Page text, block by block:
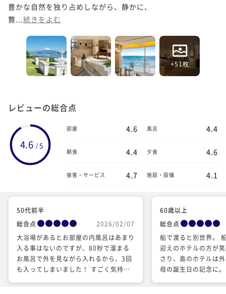
豊かな自然を独り占めしながら、静かに、
贅... 続きをよむ
+51枚
レビューの総合点
4.6 /5
部屋 4.6 風呂 4.4
朝食 4.4 夕食 4.6
接客・サービス 4.7 施設・設備 4.1
50代前半
総合点
2026/02/07
大浴場があるとお部屋の内風呂はあまり
入る事はないのですが、80秒で溜まる
お風呂で外を見ながら入れるから、3回
も入ってしまいました！ すごく気持ち
60歳以上
総合点
船で渡ると別世界。
迎えのホテルの方が
さり、島のホテルは
母の誕生日の記念に